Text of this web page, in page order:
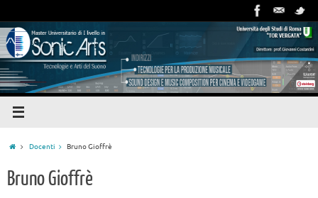
Docenti Bruno Gioffrè
Bruno Gioffrè